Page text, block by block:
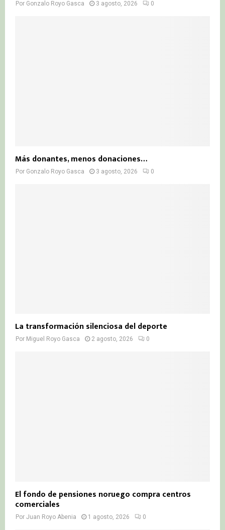
Por Gonzalo Royo Gasca 3 agosto, 2026 0
Más donantes, menos donaciones…
Por Gonzalo Royo Gasca 3 agosto, 2026 0
La transformación silenciosa del deporte
Por Miguel Royo Gasca 2 agosto, 2026 0
El fondo de pensiones noruego compra centros
comerciales
Por Juan Royo Abenia 1 agosto, 2026 0